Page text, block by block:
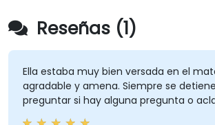
Reseñas (1)
Ella estaba muy bien versada en el
agradable y amena. Siempre se
preguntar si hay alguna pregunta o